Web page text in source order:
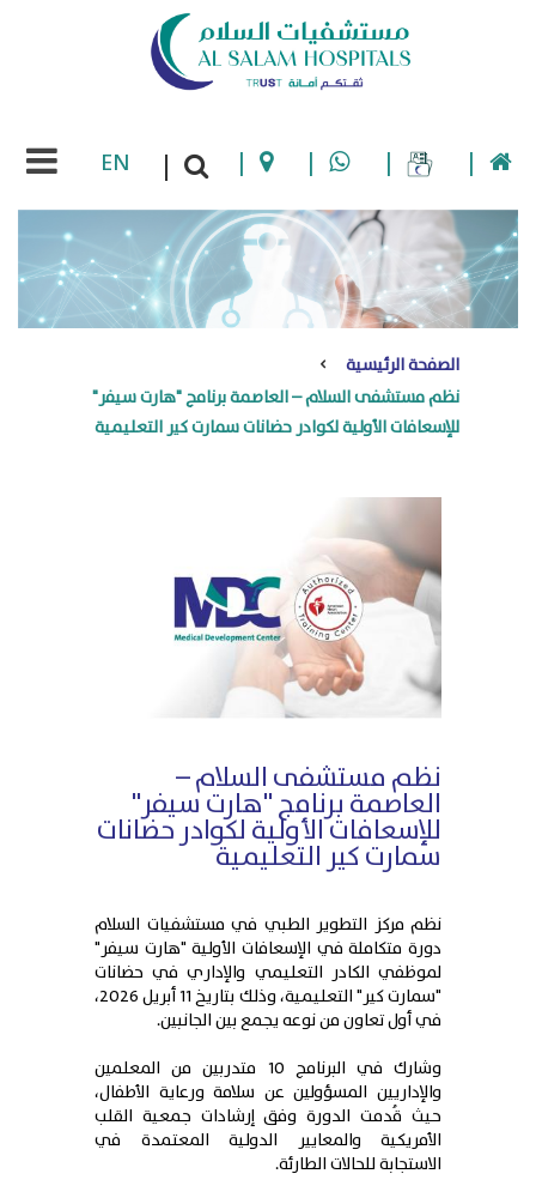
|
|
|
|
|
EN
الصفحة الرئيسية
نظم مستشفى السلام – العاصمة برنامج "هارت سيفر"
للإسعافات الأولية لكوادر حضانات سمارت كير التعليمية
نظم مستشفى السلام –
العاصمة برنامج "هارت سيفر"
للإسعافات الأولية لكوادر حضانات
سمارت كير التعليمية
نظم مركز التطوير الطبي في مستشفيات السلام
دورة متكاملة في الإسعافات الأولية "هارت سيفر"
لموظفي الكادر التعليمي والإداري في حضانات
"سمارت كير" التعليمية، وذلك بتاريخ 11 أبريل 2026،
في أول تعاون من نوعه يجمع بين الجانبين.
وشارك في البرنامج 10 متدربين من المعلمين
والإداريين المسؤولين عن سلامة ورعاية الأطفال،
حيث قُدمت الدورة وفق إرشادات جمعية القلب
الأمريكية والمعايير الدولية المعتمدة في
الاستجابة للحالات الطارئة.